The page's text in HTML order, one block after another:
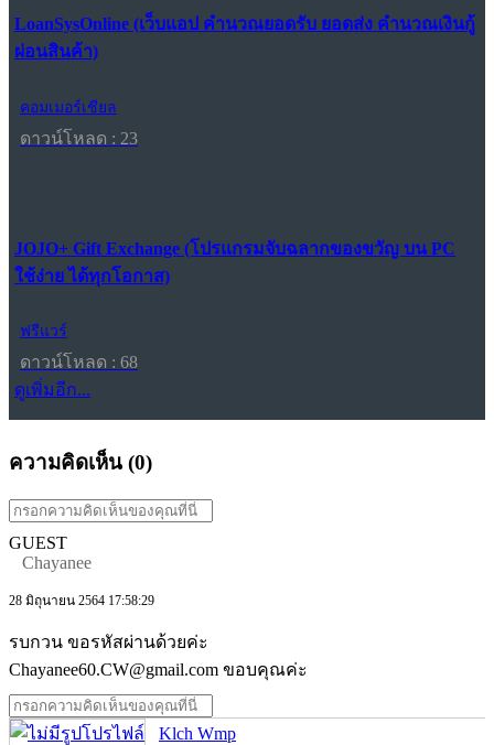
LoanSysOnline (เว็บแอป คำนวณยอดรับ ยอดส่ง คำนวณเงินกู้
ผ่อนสินค้า)
คอมเมอร์เชียล
ดาวน์โหลด : 23
JOJO+ Gift Exchange (โปรแกรมจับฉลากของขวัญ บน PC
ใช้ง่าย ได้ทุกโอกาส)
ฟรีแวร์
ดาวน์โหลด : 68
ดูเพิ่มอีก...
ความคิดเห็น (0)
GUEST
Chayanee
28 มิถุนายน 2564 17:58:29
รบกวน ขอรหัสผ่านด้วยค่ะ
Chayanee60.CW@gmail.com ขอบคุณค่ะ
Klch Wmp